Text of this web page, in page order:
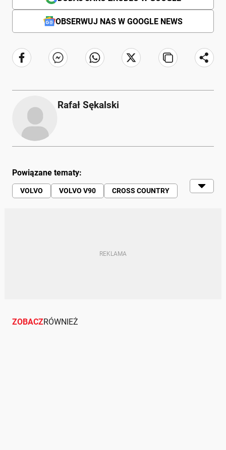
OBSERWUJ NAS W GOOGLE NEWS
Rafał Sękalski
Powiązane tematy:
VOLVO VOLVO V90
CROSS COUNTRY
ZOBACZRÓWNIEŻ